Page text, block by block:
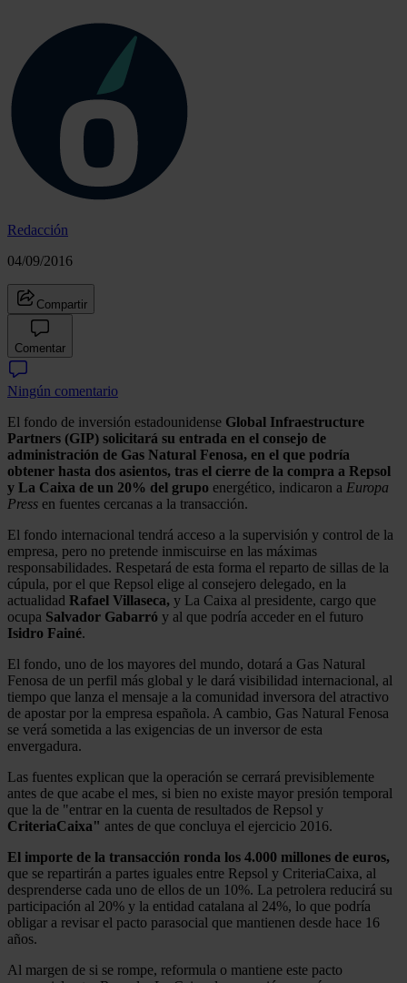
Redacción
04/09/2016
Compartir
Comentar
Ningún comentario
El fondo de inversión estadounidense Global Infraestructure
Partners (GIP) solicitará su entrada en el consejo de
administración de Gas Natural Fenosa, en el que podría
obtener hasta dos asientos, tras el cierre de la compra a Repsol
y La Caixa de un 20% del grupo energético, indicaron a Europa
Press en fuentes cercanas a la transacción.
El fondo internacional tendrá acceso a la supervisión y control de la
empresa, pero no pretende inmiscuirse en las máximas
responsabilidades. Respetará de esta forma el reparto de sillas de la
cúpula, por el que Repsol elige al consejero delegado, en la
actualidad Rafael Villaseca, y La Caixa al presidente, cargo que
ocupa Salvador Gabarró y al que podría acceder en el futuro
Isidro Fainé.
El fondo, uno de los mayores del mundo, dotará a Gas Natural
Fenosa de un perfil más global y le dará visibilidad internacional, al
tiempo que lanza el mensaje a la comunidad inversora del atractivo
de apostar por la empresa española. A cambio, Gas Natural Fenosa
se verá sometida a las exigencias de un inversor de esta
envergadura.
Las fuentes explican que la operación se cerrará previsiblemente
antes de que acabe el mes, si bien no existe mayor presión temporal
que la de "entrar en la cuenta de resultados de Repsol y
CriteriaCaixa" antes de que concluya el ejercicio 2016.
El importe de la transacción ronda los 4.000 millones de euros,
que se repartirán a partes iguales entre Repsol y CriteriaCaixa, al
desprenderse cada uno de ellos de un 10%. La petrolera reducirá su
participación al 20% y la entidad catalana al 24%, lo que podría
obligar a revisar el pacto parasocial que mantienen desde hace 16
años.
Al margen de si se rompe, reformula o mantiene este pacto